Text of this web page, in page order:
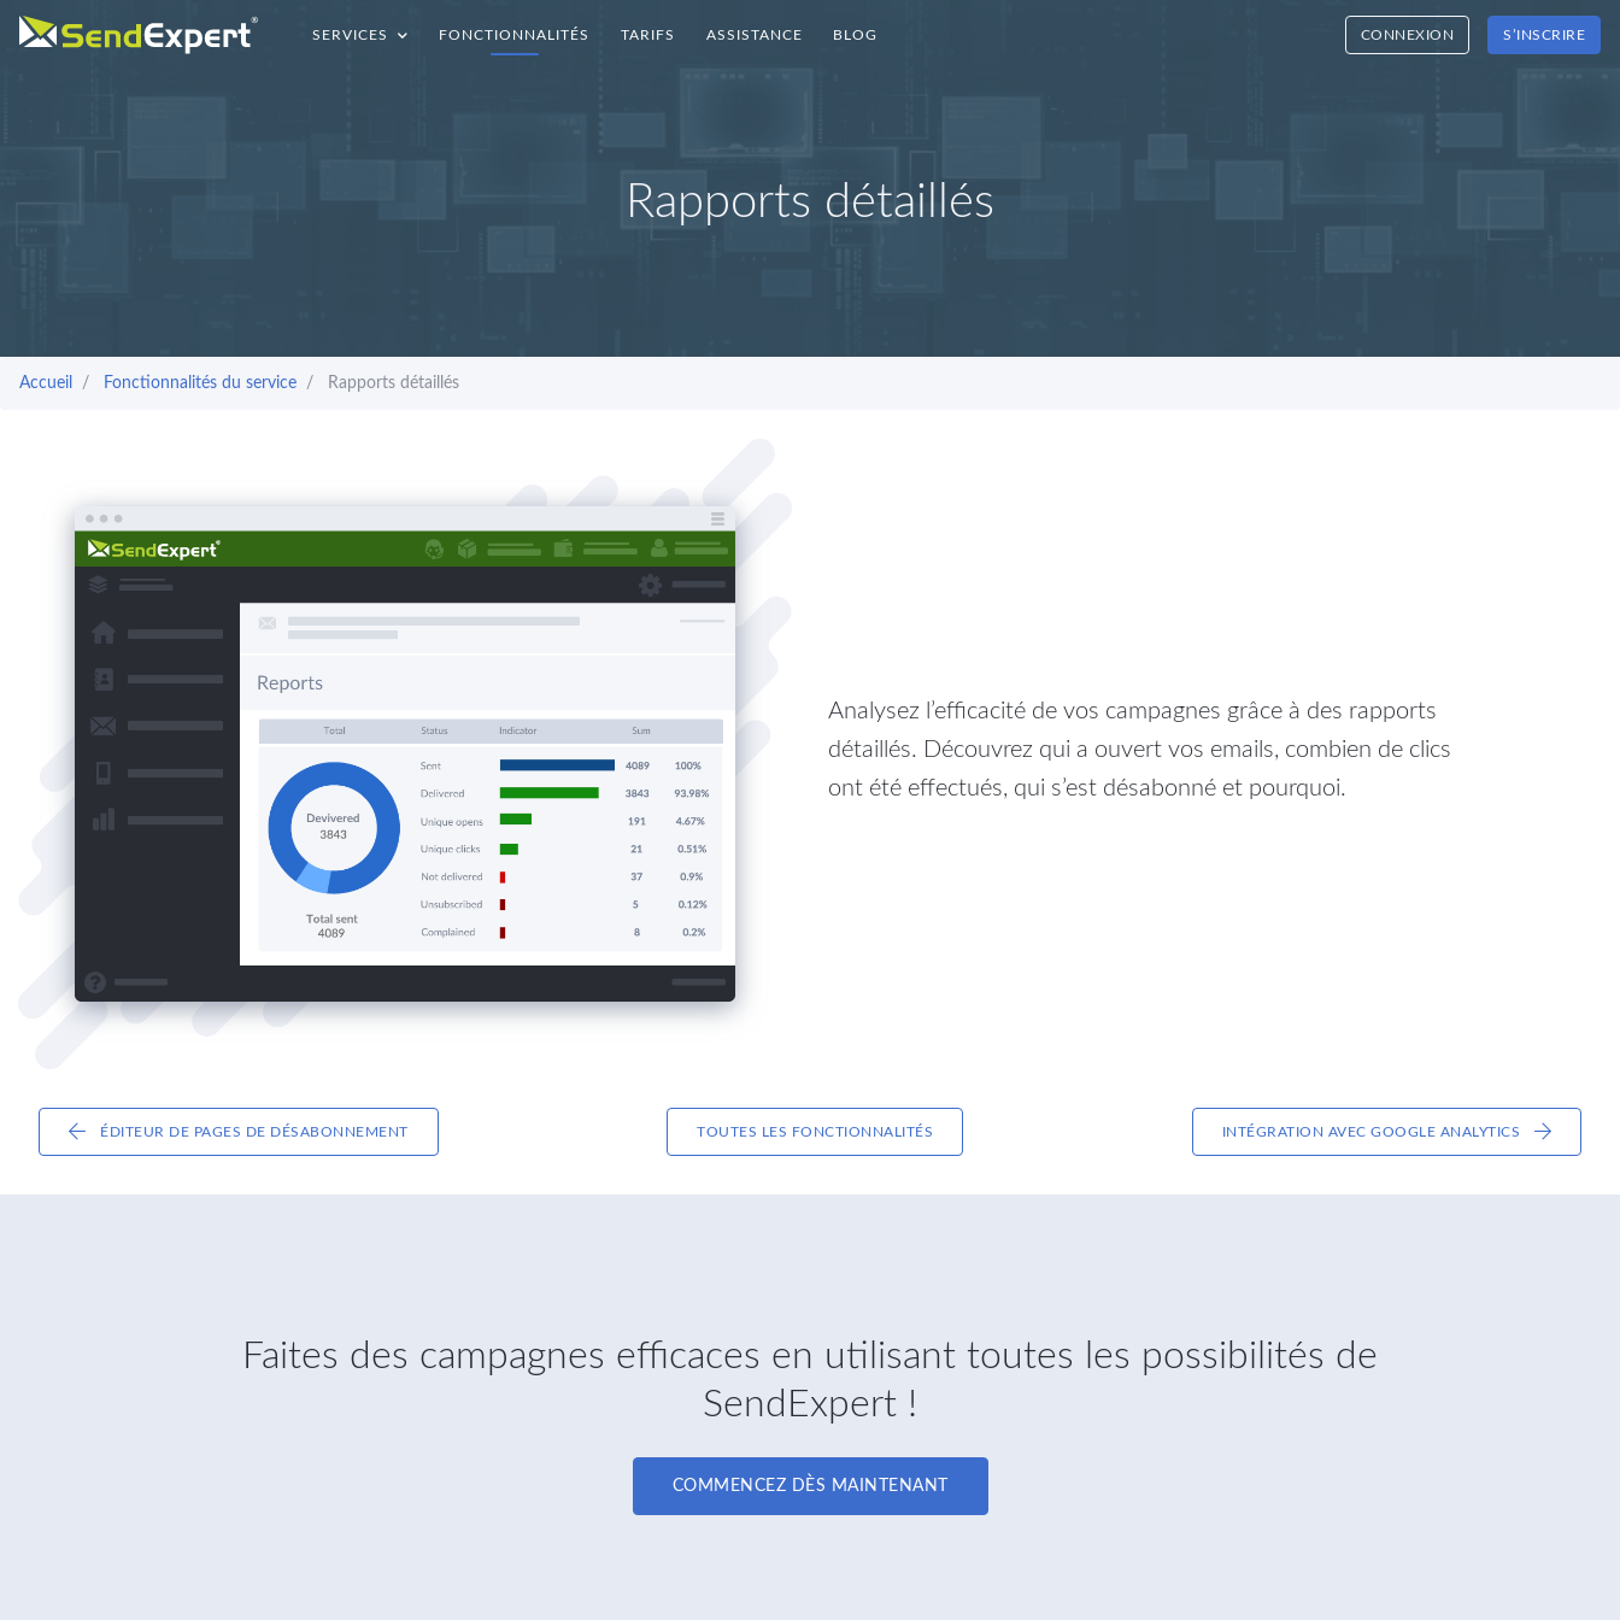
SERVICES FONCTIONNALITÉS TARIFS ASSISTANCE BLOG CONNEXION S’INSCRIRE
Rapports détaillés
Accueil Fonctionnalités du service Rapports détaillés
Analysez l’efficacité de vos campagnes grâce à des rapports
détaillés. Découvrez qui a ouvert vos emails, combien de clics
ont été effectués, qui s’est désabonné et pourquoi.
ÉDITEUR DE PAGES DE DÉSABONNEMENT TOUTES LES FONCTIONNALITÉS INTÉGRATION AVEC GOOGLE ANALYTICS
Faites des campagnes efficaces en utilisant toutes les possibilités de
SendExpert !
COMMENCEZ DÈS MAINTENANT